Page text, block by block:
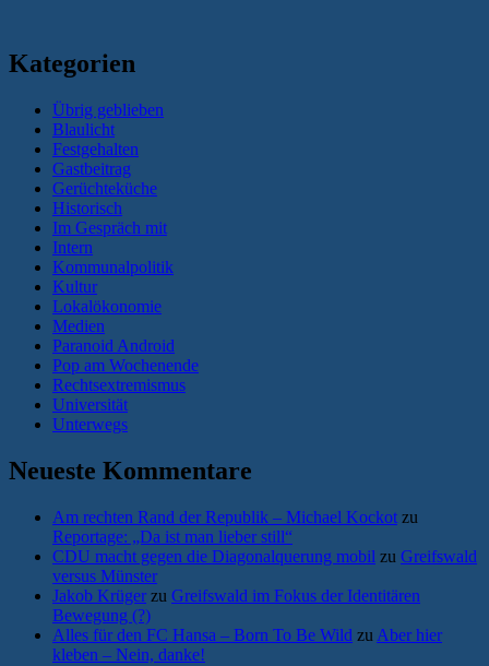
Kategorien
Übrig geblieben
Blaulicht
Festgehalten
Gastbeitrag
Gerüchteküche
Historisch
Im Gespräch mit
Intern
Kommunalpolitik
Kultur
Lokalökonomie
Medien
Paranoid Android
Pop am Wochenende
Rechtsextremismus
Universität
Unterwegs
Neueste Kommentare
Am rechten Rand der Republik – Michael Kockot zu
Reportage: „Da ist man lieber still“
CDU macht gegen die Diagonalquerung mobil zu Greifswald
versus Münster
Jakob Krüger zu Greifswald im Fokus der Identitären
Bewegung (?)
Alles für den FC Hansa – Born To Be Wild zu Aber hier
kleben – Nein, danke!